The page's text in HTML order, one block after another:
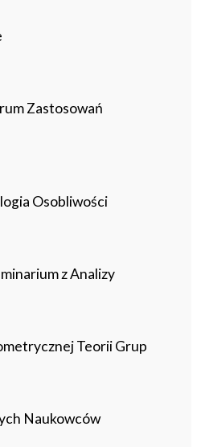
Zastosowań
Osobliwości
z Analizy
Teorii Grup
Naukowców